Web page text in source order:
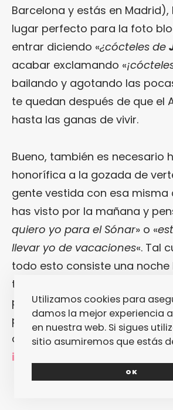
Barcelona y estás en
lugar perfecto para la foto
entrar diciendo «¿cócteles de
acabar exclamando «
bailando y agotando las
te quedan después de que el
hasta las ganas de vivir.
Bueno, también es necesario
honorífica a la gozada de
gente vestida con esa misma
has visto por la mañana y
quiero yo para el Sónar» o «
llevar yo de vacaciones«. Tal
todo esto consiste una noche
toda la chapa que acabo de
prueba que este eventazo de
pura leyenda, sinceramente,
otra forma podría
información en la web de
Utilizamos cookies para
damos la mejor experiencia
en nuestra web. Si sigues
sitio asumiremos que estás
OK